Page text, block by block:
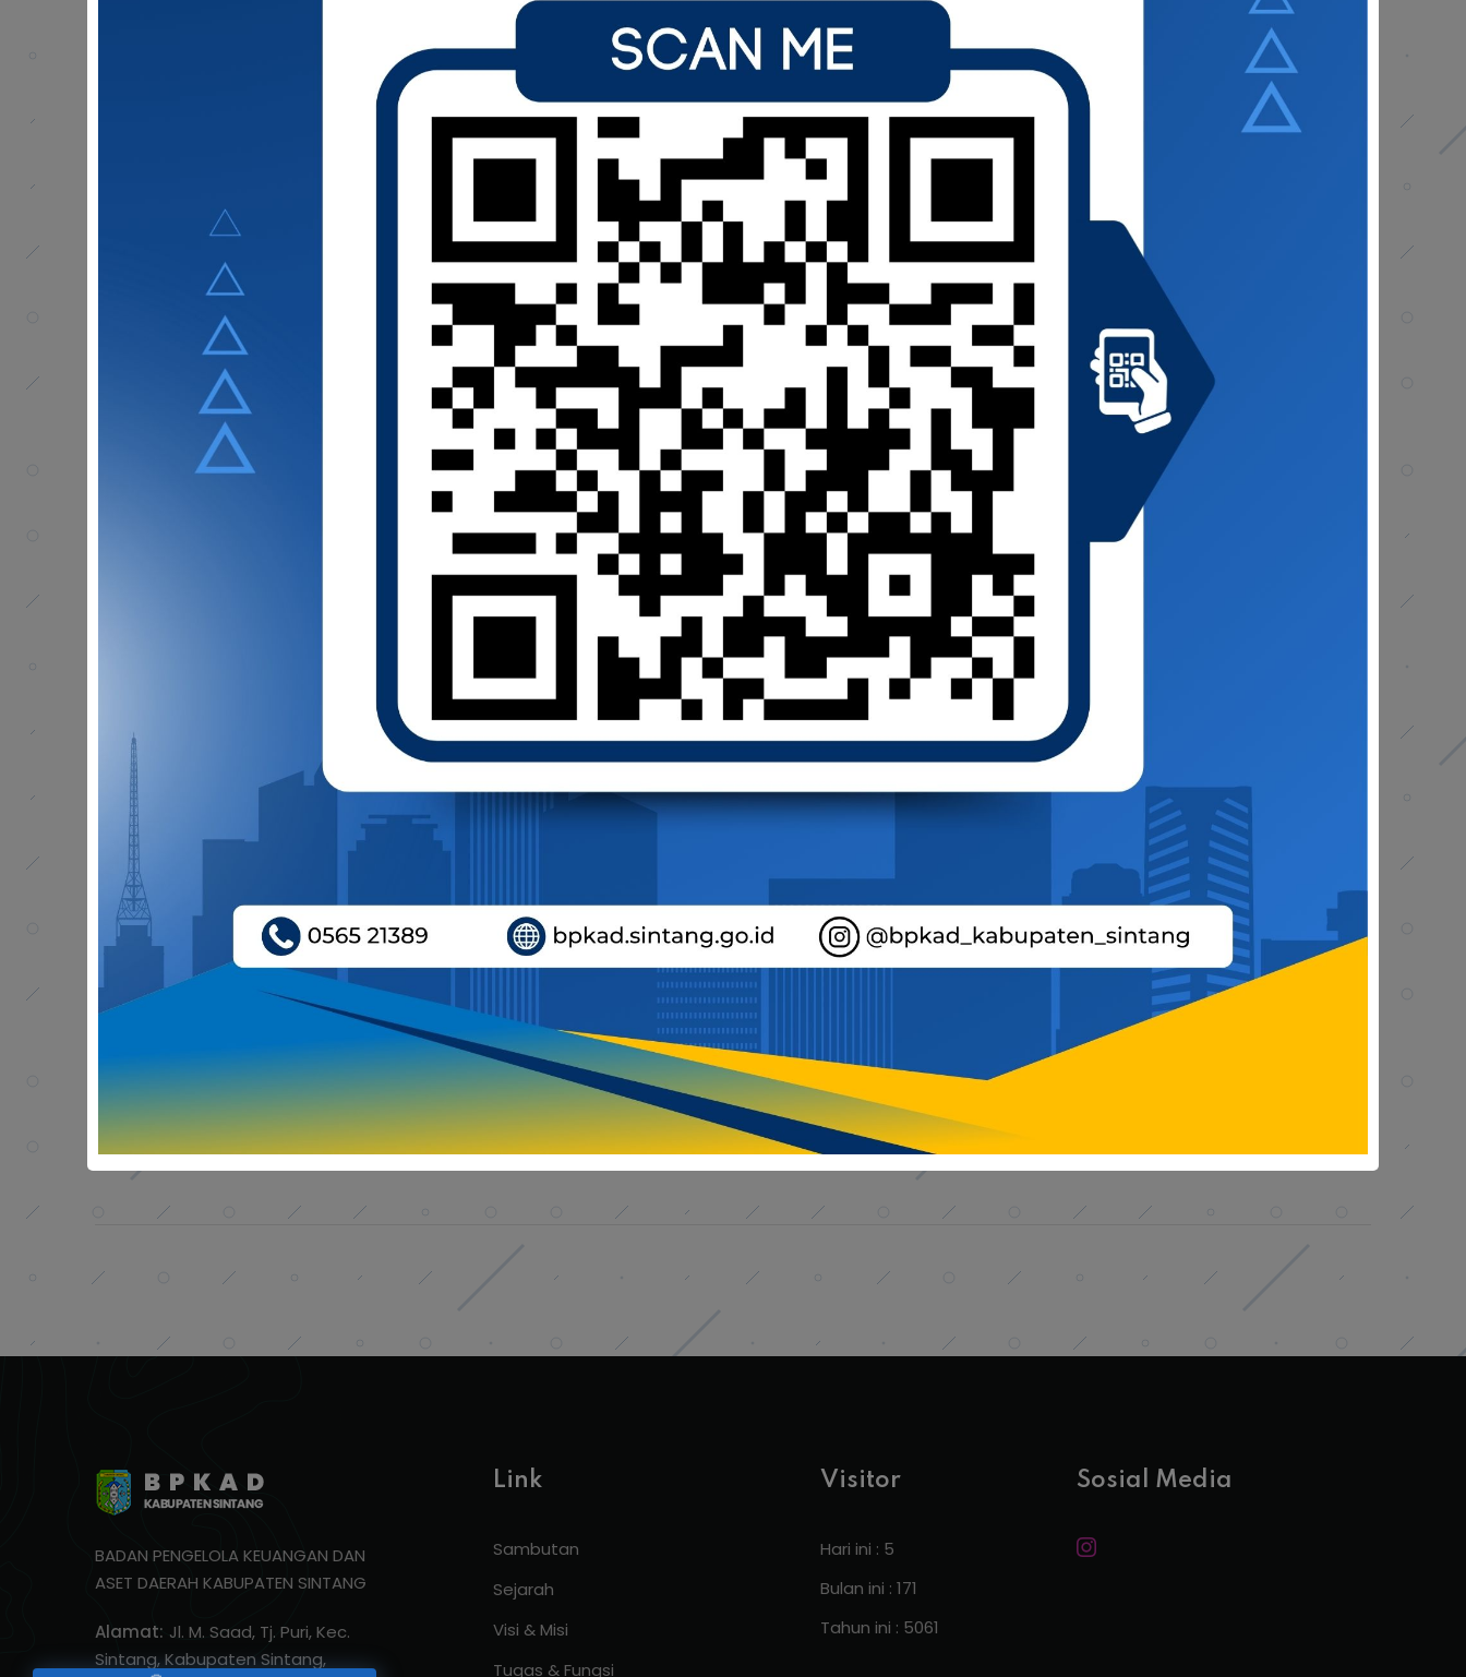
Selamat Hari Raya Idul Adha 1447 H.
BPKAD Kabupaten Sintang mengucapkan selamat merayakan Idul Adha bagi seluruh umat Muslim.
Semoga semangat berkurban menjadi pengingat untuk terus menumbuhkan keikhlasan, kepedulian, dan kebersamaan dalam kehidupan sehari-hari.
Mari jadikan momentum Idul Adha sebagai inspirasi untuk berbagi, mempererat silaturahmi, dan membawa keberkahan bagi masyarakat Kabupaten
BADAN PENGELOLA KEUANGAN DAN
ASET DAERAH KABUPATEN SINTANG
Alamat: Jl. M. Saad, Tj. Puri, Kec.
Sintang, Kabupaten Sintang,
Link
Sambutan
Sejarah
Visi & Misi
Tugas & Fungsi
Visitor
Hari ini : 5
Bulan ini : 171
Tahun ini : 5061
Sosial Media